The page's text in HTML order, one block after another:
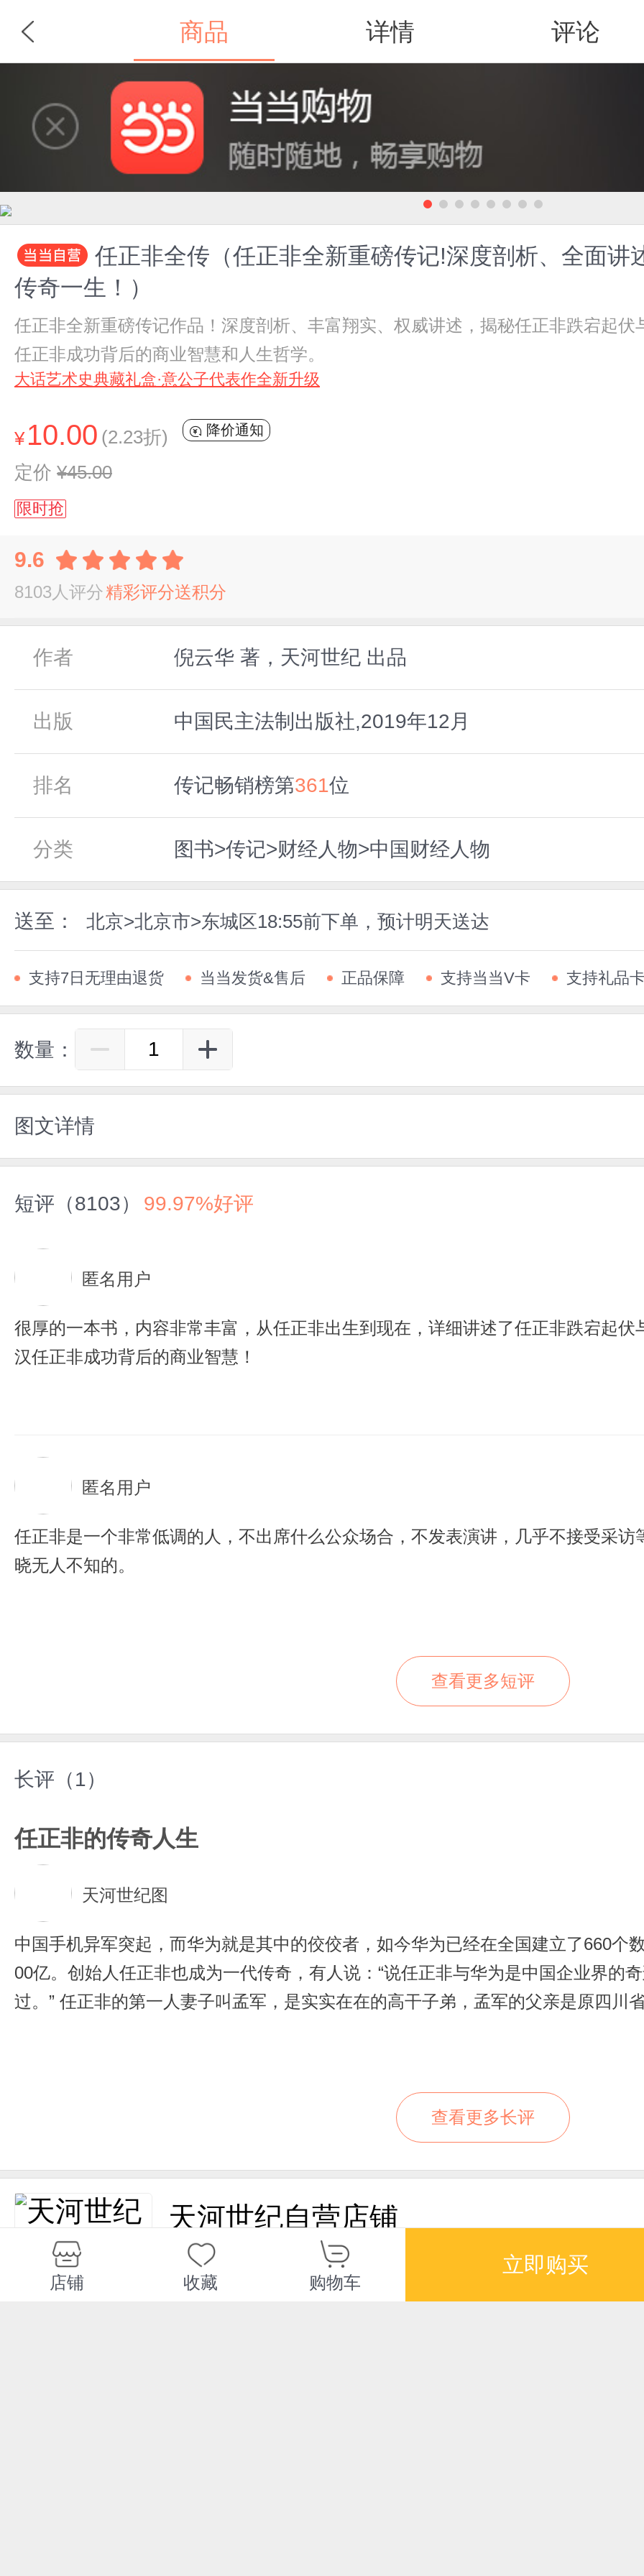
商品 详情 评论
分类
任正非全传（任正非全新重磅传记!深度剖析、全面讲
传奇一生！）
任正非全新重磅传记作品！深度剖析、丰富翔实、权威讲述，揭秘任正非跌宕起
任正非成功背后的商业智慧和人生哲学。
大话艺术史典藏礼盒·意公子代表作全新升级
¥ 10.00 (2.23折) 降价通知
定价 ¥45.00
限时抢
9.6
8103人评分精彩评分送积分
作者 倪云华 著，天河世纪 出品
出版 中国民主法制出版社,2019年12月
排名 传记畅销榜第361位
分类 图书>传记>财经人物>中国财经人物
送至： 北京>北京市>东城区18:55前下单，预计明天送达
支持7日无理由退货 当当发货&售后 正品保障 支持当当V卡 支持礼品
数量：
图文详情
短评（8103） 99.97%好评
匿名用户
很厚的一本书，内容非常丰富，从任正非出生到现在，详细讲述了任正非跌宕起
汉任正非成功背后的商业智慧！
匿名用户
任正非是一个非常低调的人，不出席什么公众场合，不发表演讲，几乎不接受采
晓无人不知的。
查看更多短评
长评（1）
任正非的传奇人生
天河世纪图
中国手机异军突起，而华为就是其中的佼佼者，如今华为已经在全国建立了660个
00亿。创始人任正非也成为一代传奇，有人说：“说任正非与华为是中国企业界的
过。” 任正非的第一人妻子叫孟军，是实实在在的高干子弟，孟军的父亲是原四川
枪里的子弹。小鸟很偶然从你头上飞过，悲剧经常是要么没看见，要么枪里没子
有时候是一种幸运。只有实力、实干、机遇三者紧密结合，一个人才能获得成功
率，毕竟有限。有实力者，必须加上实干；有实力又能实干的人，还需要机遇。
到运气，这似乎是让屌丝绝望的不可控因素，但运气这事里的可控变量也是有的
这是机会，还有就是在机会面前能做最值得被利用的那一个。当然，既然实力、
前两者，相对于最后的机遇因素，这两者相对来说更可控，看你有木有足够的耐力
查看更多长评
天河世纪自营店铺
购买此商品的顾客也同时购买
店铺 收藏 购物车
立即购买